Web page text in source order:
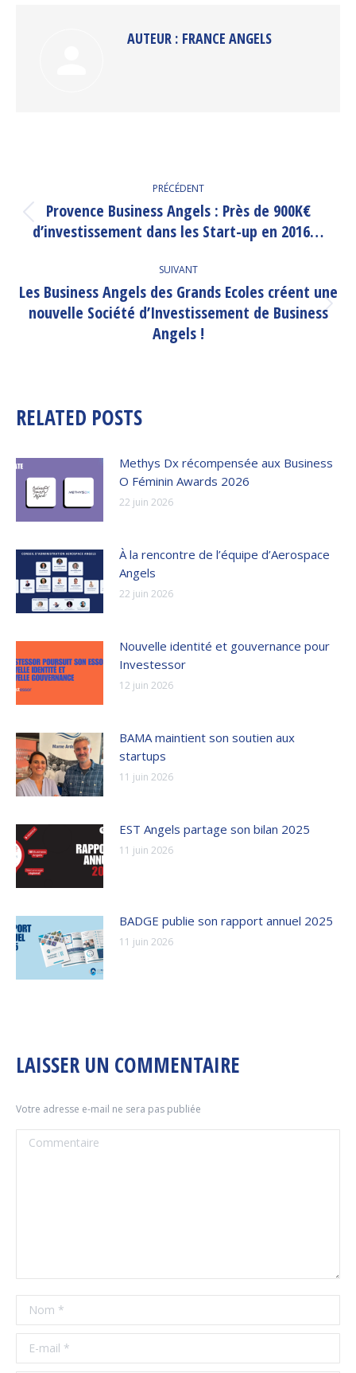
AUTEUR : FRANCE ANGELS
ARTICLE
PRÉCÉDENT
Article
précédent
Provence Business Angels : Près de 900K€
d’investissement dans les Start-up en 2016…
SUIVANT
Article
suivant
:
Les Business Angels des Grands Ecoles créent une
nouvelle Société d’Investissement de Business
Angels !
RELATED POSTS
Methys Dx récompensée aux Business
O Féminin Awards 2026
22 juin 2026
À la rencontre de l’équipe d’Aerospace
Angels
22 juin 2026
Nouvelle identité et gouvernance pour
Investessor
12 juin 2026
BAMA maintient son soutien aux
startups
11 juin 2026
EST Angels partage son bilan 2025
11 juin 2026
BADGE publie son rapport annuel 2025
11 juin 2026
LAISSER UN COMMENTAIRE
Votre adresse e-mail ne sera pas publiée
Commentaire
Nom *
E-mail *